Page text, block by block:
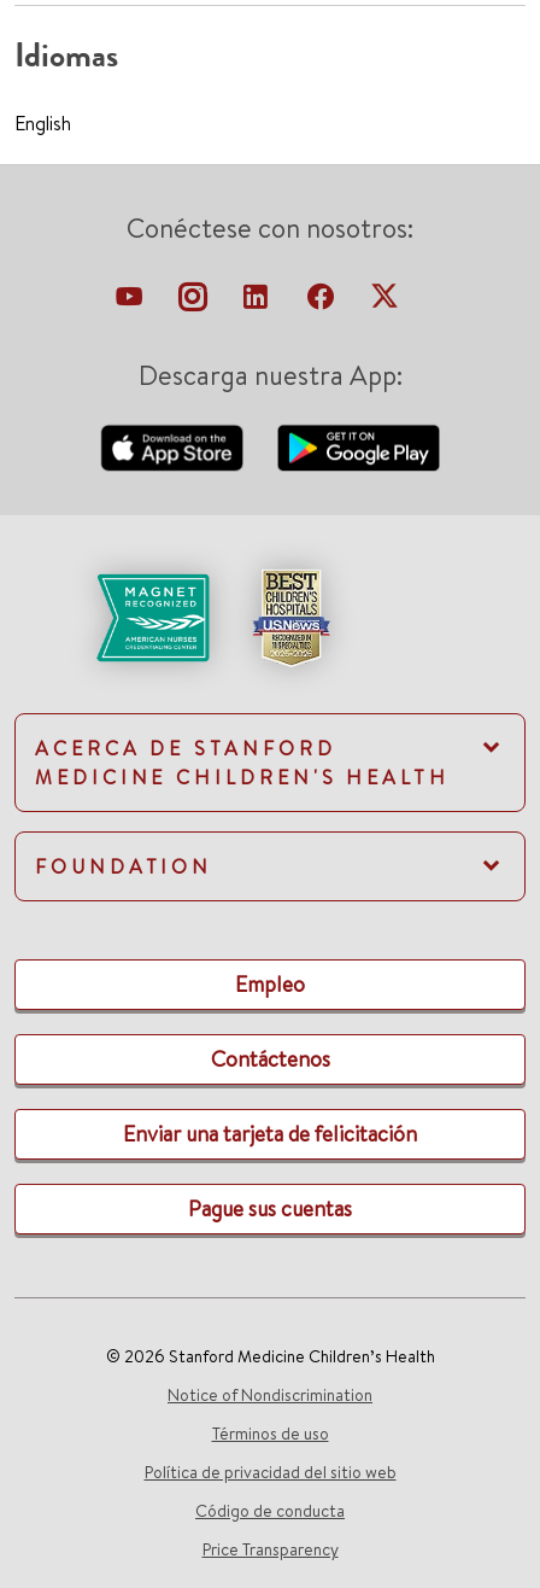
Idiomas
English
Conéctese con nosotros:
Descarga nuestra App:
ACERCA DE STANFORD
MEDICINE CHILDREN'S HEALTH
FOUNDATION
Empleo
Contáctenos
Enviar una tarjeta de felicitación
Pague sus cuentas
© 2026 Stanford Medicine Children’s Health
Notice of Nondiscrimination
Términos de uso
Política de privacidad del sitio web
Código de conducta
Price Transparency